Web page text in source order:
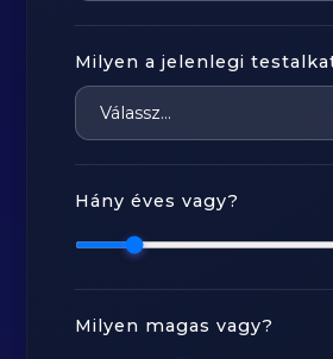
Milyen a jelenlegi
Hány éves vagy?
Milyen magas vagy?